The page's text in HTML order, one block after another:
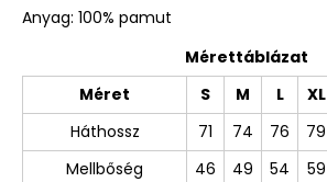
Anyag: 100% pamut
Mérettáblázat
Méret
S M L XL
Háthossz
71 74 76 79
Mellbőség
46 49 54 59